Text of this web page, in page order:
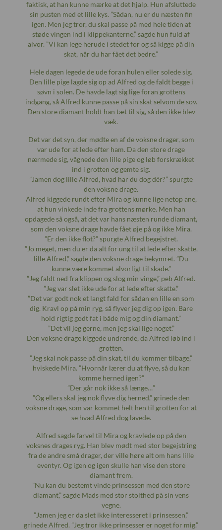
faktisk, at han kunne mærke at det hjalp. Hun afsluttede
sin pusten med et lille kys. ”Sådan, nu er du næsten fin
igen. Men jeg tror, du skal passe på med hele tiden at
støde vingen ind i klippekanterne,” sagde hun fuld af
alvor. ”Vi kan lege herude i stedet for og så kigge på din
skat, når du har fået det bedre.”
Hele dagen legede de ude foran hulen eller solede sig.
Den lille pige lagde sig op ad Alfred og de faldt begge i
søvn i solen. De havde lagt sig lige foran grottens
indgang, så Alfred kunne passe på sin skat selvom de sov.
Den store diamant holdt han tæt til sig, så den ikke blev
væk.
Det var det syn, der mødte en af de voksne drager, som
var ude for at lede efter ham. Da den store drage
nærmede sig, vågnede den lille pige og løb forskrækket
ind i grotten og gemte sig.
”Jamen dog lille Alfred, hvad har du dog dér?” spurgte
den voksne drage.
Alfred kiggede rundt efter Mira og kunne lige netop ane,
at hun vinkede inde fra grottens mørke. Men han
opdagede så også, at det var hans næsten runde diamant,
som den voksne drage havde fået øje på og ikke Mira.
”Er den ikke flot?” spurgte Alfred begejstret.
”Jo meget, men du er da alt for ung til at lede efter skatte,
lille Alfred,” sagde den voksne drage bekymret. ”Du
kunne være kommet alvorligt til skade.”
”Jeg faldt ned fra klippen og slog min vinge,” peb Alfred.
”Jeg var slet ikke ude for at lede efter skatte.”
”Det var godt nok et langt fald for sådan en lille en som
dig. Kravl op på min ryg, så flyver jeg dig op igen. Bare
hold rigtig godt fat i både mig og din diamant.”
”Det vil jeg gerne, men jeg skal lige noget.”
Den voksne drage kiggede undrende, da Alfred løb ind i
grotten.
”Jeg skal nok passe på din skat, til du kommer tilbage,”
hviskede Mira. ”Hvornår lærer du at flyve, så du kan
komme herned igen?”
”Der går nok ikke så længe…”
”Og ellers skal jeg nok flyve dig herned,” grinede den
voksne drage, som var kommet helt hen til grotten for at
se hvad Alfred dog lavede.
Alfred sagde farvel til Mira og kravlede op på den
voksnes drages ryg. Han blev mødt med stor begejstring
fra de andre små drager, der ville høre alt om hans lille
eventyr. Og igen og igen skulle han vise den store
diamant frem.
”Nu kan du bestemt vinde prinsessen med den store
diamant,” sagde Mads med stor stolthed på sin vens
vegne.
”Jamen jeg er da slet ikke interesseret i prinsessen,”
grinede Alfred. ”Jeg tror ikke prinsesser er noget for mig.”